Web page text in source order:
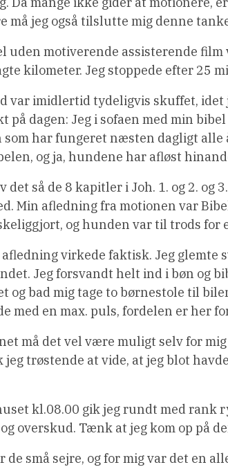
må jeg også tilslutte mig denne
uden motiverende assisterende
kilometer. Jeg stoppede efter 25
var imidlertid tydeligvis skuffet, idet
på dagen: Jeg i sofaen med min
har fungeret næsten dagligt alle
og ja, hundene har afløst
det så de 8 kapitler i Joh. 1. og 2.
Min afledning fra motionen var
og hunden var til trods
afledning virkede faktisk. Jeg glemte
Jeg forsvandt helt ind i bøn og
og bad mig tage to børnestole til
med en max. puls, fordelen er her
må det vel være muligt selv for
jeg trøstende at vide, at jeg blot
kl.08.00 gik jeg rundt med rank
overskud. Tænk at jeg kom op på
de små sejre, og for mig var det en